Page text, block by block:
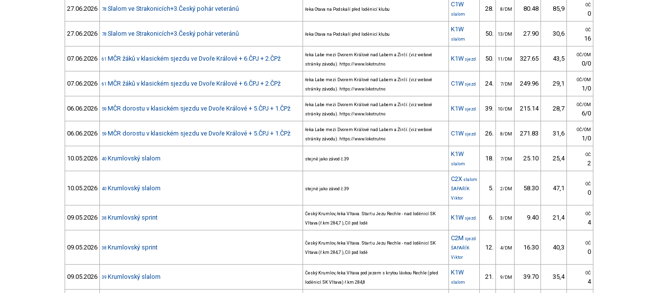
27.06.2026 78 Slalom ve Strakonicích+3.Český pohár veteránů řeka Otava na Podskalí před loděnicí klubu
C1W
slalom
28. 8/DM 80.48 85,9 OČ
0
27.06.2026 78 Slalom ve Strakonicích+3.Český pohár veteránů řeka Otava na Podskalí před loděnicí klubu
K1W
slalom
50. 13/DM 27.90 30,6 OČ
16
07.06.2026 61 MČR žáků v klasickém sjezdu ve Dvoře Králové + 6.ČPJ + 2.ČPž
řeka Labe mezi Dvorem Králové nad Labem a Žirčí. (viz webové
stránky závodu). https://www.lokotrutno
K1W sjezd 50. 11/DM 327.65 43,5 OČ/OM
0/0
07.06.2026 61 MČR žáků v klasickém sjezdu ve Dvoře Králové + 6.ČPJ + 2.ČPž
řeka Labe mezi Dvorem Králové nad Labem a Žirčí. (viz webové
stránky závodu). https://www.lokotrutno
C1W sjezd 24. 7/DM 249.96 29,1 OČ/OM
1/0
06.06.2026 59 MČR dorostu v klasickém sjezdu ve Dvoře Králové + 5.ČPJ + 1.ČPž
řeka Labe mezi Dvorem Králové nad Labem a Žirčí. (viz webové
stránky závodu). https://www.lokotrutno
K1W sjezd 39. 10/DM 215.14 28,7 OČ/OM
6/0
06.06.2026 59 MČR dorostu v klasickém sjezdu ve Dvoře Králové + 5.ČPJ + 1.ČPž
řeka Labe mezi Dvorem Králové nad Labem a Žirčí. (viz webové
stránky závodu). https://www.lokotrutno
C1W sjezd 26. 8/DM 271.83 31,6 OČ/OM
1/0
10.05.2026 40 Krumlovský slalom stejně jako závod č.39
K1W
slalom
18. 7/DM 25.10 25,4 OČ
2
10.05.2026 40 Krumlovský slalom stejně jako závod č.39
C2X slalom
ŠAFAŘÍK
Viktor
5. 2/DM 58.30 47,1
OČ
0
09.05.2026 38 Krumlovský sprint
Český Krumlov, řeka Vltava. Start u Jezu Rechle - nad loděnicí SK
Vltava (ř.km 284,7 ), Cíl pod lodě
K1W sjezd 6. 3/DM 9.40 21,4 OČ
4
09.05.2026 38 Krumlovský sprint
Český Krumlov, řeka Vltava. Start u Jezu Rechle - nad loděnicí SK
Vltava (ř.km 284,7 ), Cíl pod lodě
C2M sjezd
ŠAFAŘÍK
Viktor
12. 4/DM 16.30 40,3
OČ
0
09.05.2026 39 Krumlovský slalom
Český Krumlov, řeka Vltava pod jezem s krytou lávkou Rechle (před
loděnicí SK Vltava) ř.km 284,8
K1W
slalom
21. 9/DM 39.70 35,4 OČ
4